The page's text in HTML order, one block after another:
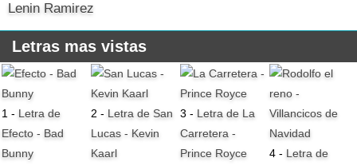
Lenin Ramirez
Letras mas vistas
1 - Letra de
Efecto - Bad
Bunny
2 - Letra de San
Lucas - Kevin
Kaarl
3 - Letra de La
Carretera -
Prince Royce
4 - Letra de